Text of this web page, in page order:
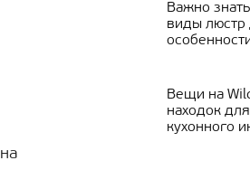
Важно
виды люстр
Вещи на
находок
кухонного